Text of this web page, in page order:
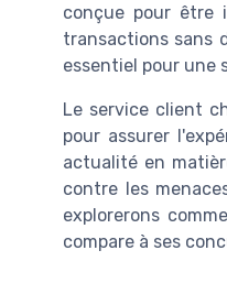
conçue pour être
transactions sans
essentiel pour une
Le service client
pour assurer
actualité en
contre les
explorerons
compare à ses